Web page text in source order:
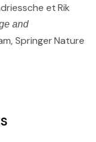
et Rik
and
Springer Nature